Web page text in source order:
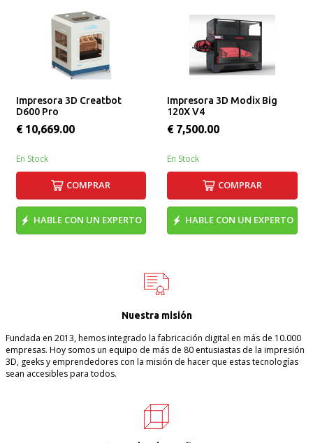
Impresora 3D Creatbot
D600 Pro
€ 10,669.00
En Stock
COMPRAR
HABLE CON UN EXPERTO
Impresora 3D Modix Big
120X V4
€ 7,500.00
En Stock
COMPRAR
HABLE CON UN EXPERTO
Nuestra misión
Fundada en 2013, hemos integrado la fabricación digital en más de 10.000
empresas. Hoy somos un equipo de más de 80 entusiastas de la impresión
3D, geeks y emprendedores con la misión de hacer que estas tecnologías
sean accesibles para todos.